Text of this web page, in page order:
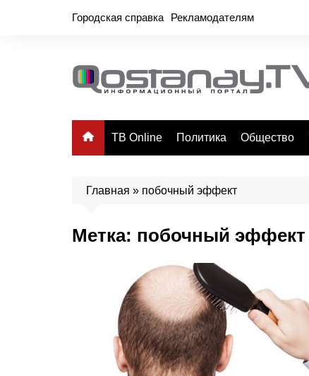
Городская справка Рекламодателям
ТВ Online Политика Общество
Главная » побочный эффект
Метка: побочный эффект